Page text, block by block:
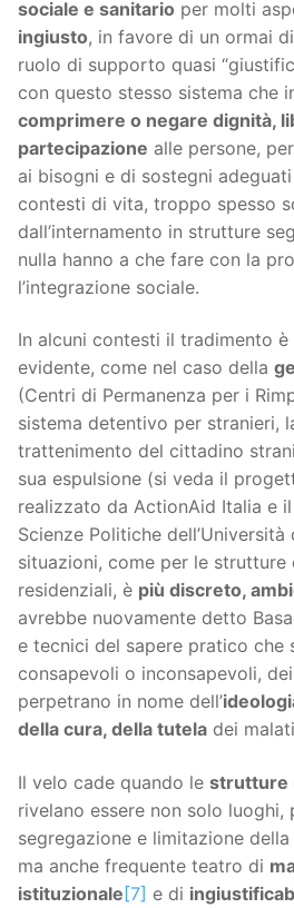
sociale e sanitario per molti
ingiusto, in favore di un ormai
ruolo di supporto quasi
con questo stesso sistema che
comprimere o negare dignità,
partecipazione alle persone,
ai bisogni e di sostegni
contesti di vita, troppo spesso
dall’internamento in strutture
nulla hanno a che fare con la
l’integrazione sociale.
In alcuni contesti il tradimento
evidente, come nel caso della
(Centri di Permanenza per i
sistema detentivo per stranieri,
trattenimento del cittadino
sua espulsione (si veda il
realizzato da ActionAid Italia e
Scienze Politiche
situazioni, come per le strutture
residenziali, è più discreto,
avrebbe nuovamente detto
e tecnici del sapere pratico che
consapevoli o inconsapevoli,
perpetrano in nome dell’
della cura, della tutela dei
Il velo cade quando le strutture
rivelano essere non solo
segregazione e limitazione
ma anche frequente teatro di
istituzionale[7] e di